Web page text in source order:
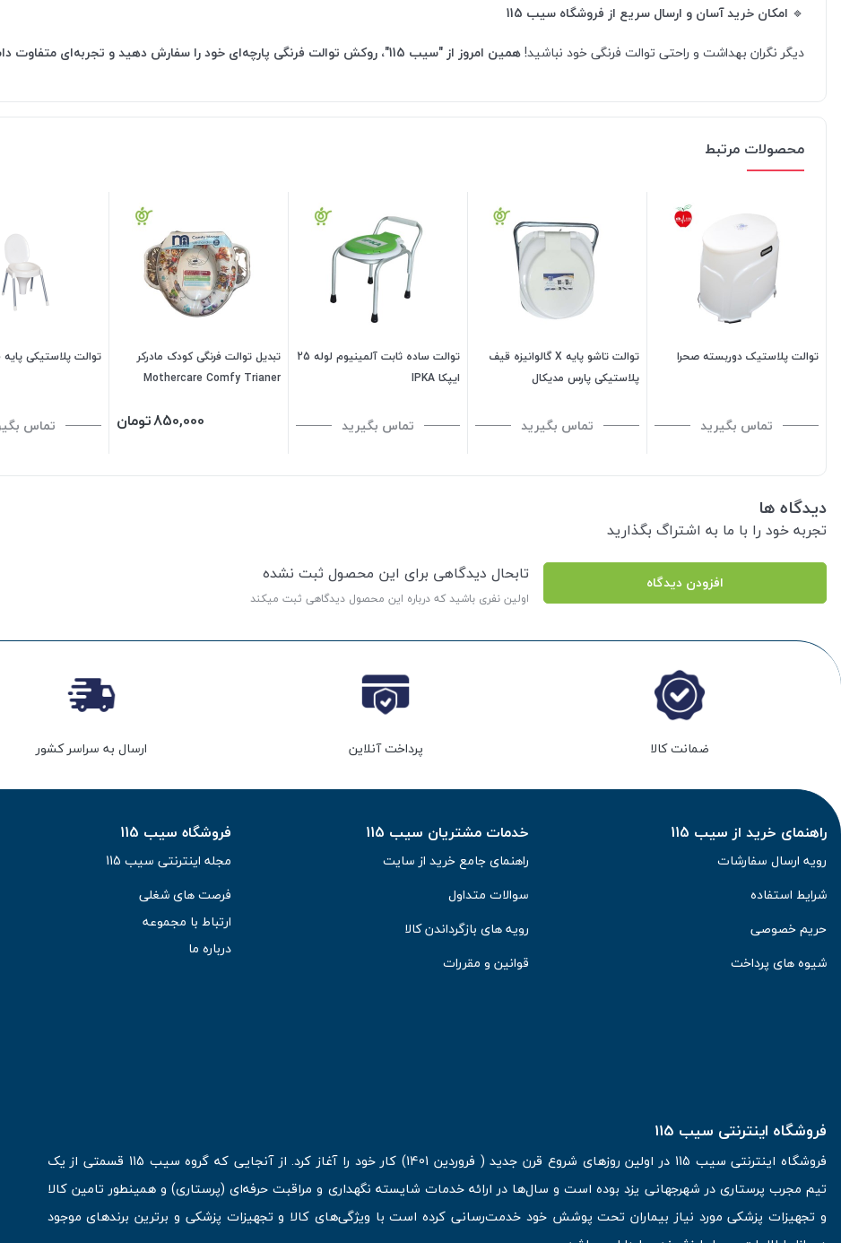
🔹 امکان خرید آسان و ارسال سریع از فروشگاه سیب 115
دیگر نگران بهداشت و راحتی توالت فرنگی خود نباشید!همین امروز از "سیب 115"، روکش توالت فرنگی پارچه‌ای خود را سفارش دهید و تجربه‌ای متفاوت داشته باشید!
محصولات مرتبط
توالت پلاستیک دوربسته صحرا
تماس بگیرید
توالت تاشو پایه X گالوانیزه قیف
پلاستیکی پارس مدیکال
تماس بگیرید
توالت ساده ثابت آلمینیوم لوله 25
ایپکا IPKA
تماس بگیرید
تبدیل توالت فرنگی کودک مادرکر
Mothercare Comfy Trianer
850,000تومان
توالت پلاستیکی پایه
تماس
دیدگاه ها
تجربه خود را با ما به اشتراگ بگذارید
افزودن دیدگاه تابحال دیدگاهی برای این محصول ثبت نشده
اولین نفری باشید که درباره این محصول دیدگاهی ثبت میکند
ضمانت کالا پرداخت آنلاین ارسال به سراسر کشور
راهنمای خرید از سیب 115
رویه ارسال سفارشات
شرایط استفاده
حریم خصوصی
شیوه های پرداخت
خدمات مشتریان سیب 115
راهنمای جامع خرید از سایت
سوالات متداول
رویه های بازگرداندن کالا
قوانین و مقررات
فروشگاه سیب 115
مجله اینترنتی سیب 115
فرصت های شغلی
ارتباط با مجموعه
درباره ما
فروشگاه اینترنتی سیب 115
فروشگاه اینترنتی سیب 115 در اولین روزهای شروع قرن جدید ( فروردین 1401) کار خود را آغاز کرد. از آنجایی که گروه سیب 115 قسمتی از یک
تیم مجرب پرستاری در شهرجهانی یزد بوده است و سال‌ها در ارائه خدمات شایسته نگهداری و مراقبت حرفه‌ای (پرستاری) و همینطور تامین کالا
و تجهیزات پزشکی مورد نیاز بیماران تحت پوشش خود خدمت‌رسانی کرده است با ویژگی‌های کالا و تجهیزات پزشکی و برترین برندهای موجود